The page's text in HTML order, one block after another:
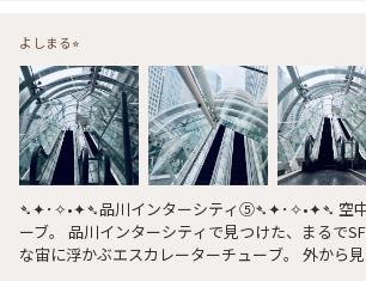
☀️晴れ男‼️ とっても良い天気☀️の登山でした。 思
く、のんびりすることができました。 ラーメン🍜
な〜！八王子ラーメン🍜はネギではなく、タマ
ょ。苦味もなくとっても美味しいですょ😋 あ〜今年も残す4ヶ月。何か
成長出来ているかなぁ。 これからも学びを忘れ
チャレンジあるのみ💪 それでは明日も天気☀️にな〜れ #ひみつの絶景 #
高尾山 #御朱印
よしまる⭐︎
➴✦･✧•✦➴品川インターシティ⑤➴✦･✧•✦➴ 空中
ーブ。 品川インターシティで見つけた、まるで
な宙に浮かぶエスカレーターチューブ。 外から